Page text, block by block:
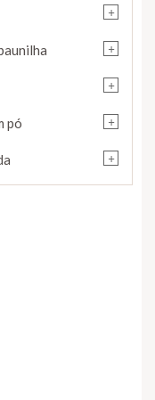
+
+
+
+
pó
+